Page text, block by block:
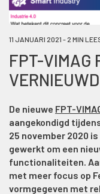
11 JANUARI 2021 - 2 MIN
FPT-VIMAG
De nieuwe FPT-
aangekondigd
25 november 2020
gewerkt om een
functionaliteiten.
met meer focus op
vormgegeven met